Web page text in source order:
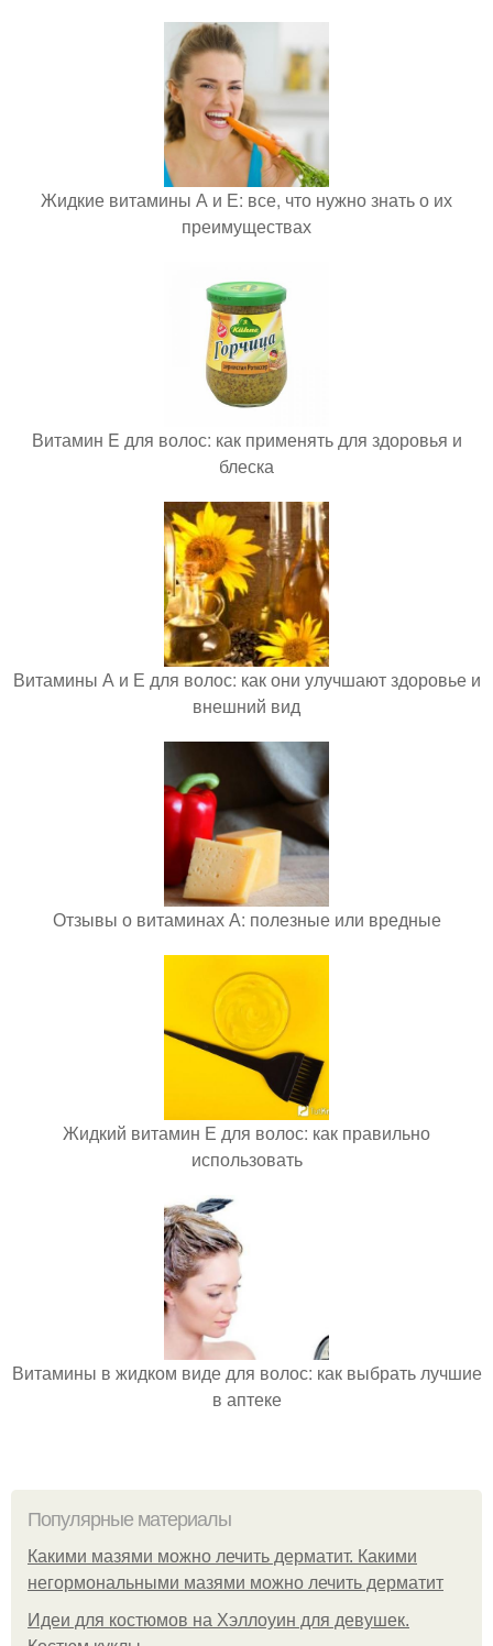
Жидкие витамины А и Е: все, что нужно знать о их
преимуществах
Витамин E для волос: как применять для здоровья и
блеска
Витамины А и Е для волос: как они улучшают здоровье и
внешний вид
Отзывы о витаминах А: полезные или вредные
Жидкий витамин Е для волос: как правильно
использовать
Витамины в жидком виде для волос: как выбрать лучшие
в аптеке
Популярные материалы
Какими мазями можно лечить дерматит. Какими
негормональными мазями можно лечить дерматит
Идеи для костюмов на Хэллоуин для девушек.